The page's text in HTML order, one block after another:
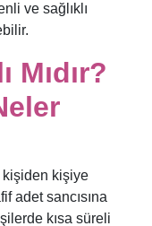
ve sağlıklı
Mıdır?
kişiden kişiye
adet sancısına
kısa süreli